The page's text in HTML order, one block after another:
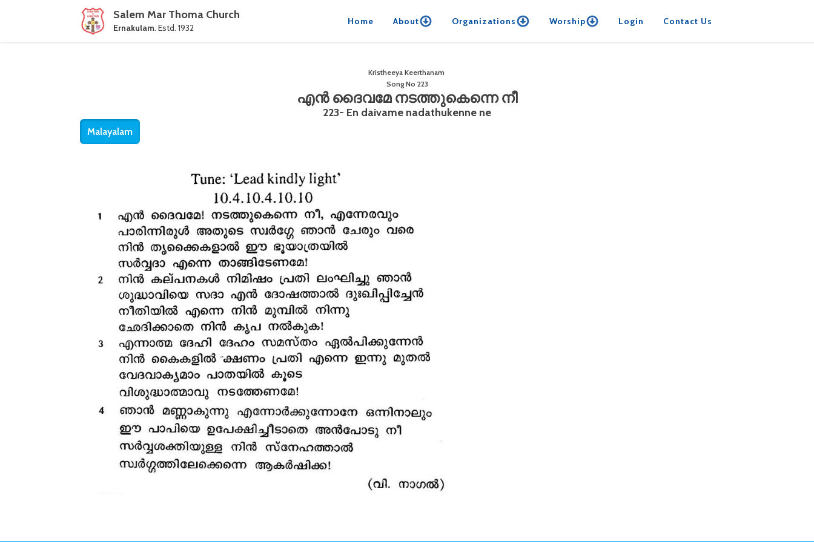
Salem Mar Thoma Church
Ernakulam. Estd. 1932
Home About Organizations Worship Login Contact Us
Kristheeya Keerthanam
Song No 223
എൻ ദൈവമേ നടത്തുകെന്നെ നീ
223- En daivame nadathukenne ne
Malayalam